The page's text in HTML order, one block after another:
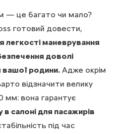
— це багато чи мало?
готовий довести,
легкості маневрування
доволі
вашої родини. Адже окрім
відзначити велику
мм: вона гарантує
салоні для пасажирів
під час